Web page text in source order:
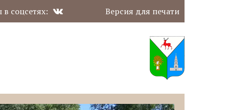
соцсетях: Версия для печати